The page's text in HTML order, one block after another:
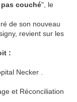
couché", le
de son nouveau
revient sur les
:
Necker .
et Réconciliation